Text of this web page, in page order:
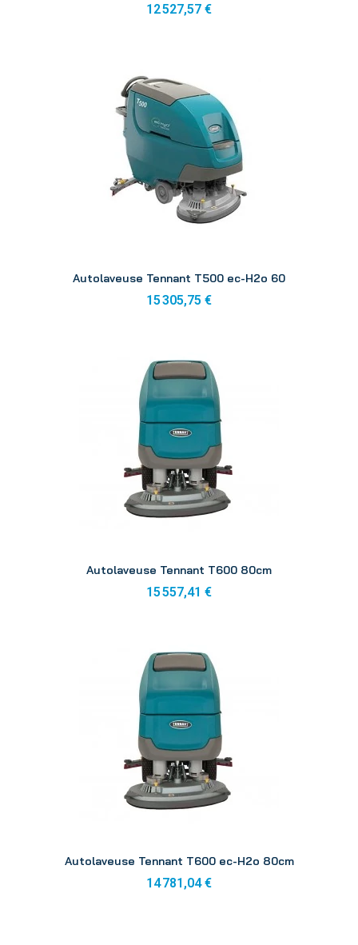
12 527,57 €
Autolaveuse Tennant T500 ec-H2o 60
15 305,75 €
Autolaveuse Tennant T600 80cm
15 557,41 €
Autolaveuse Tennant T600 ec-H2o 80cm
14 781,04 €